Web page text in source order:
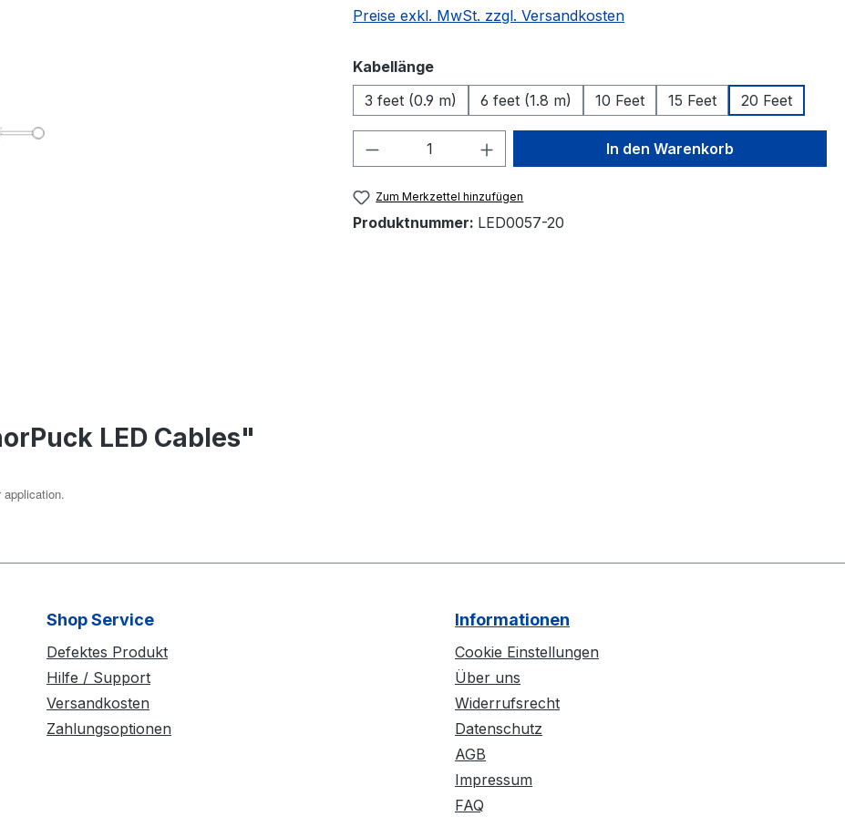
Preise exkl. MwSt. zzgl. Versandkosten
Kabellängeauswählen
3 feet (0.9 m)
6 feet (1.8 m) 10 Feet 15 Feet 20 Feet
Produkt Anzahl: Gib den gewünschten Wert
In den Warenkorb
Zum Merkzettel hinzufügen
Produktnummer: LED0057-20
LED Cables"
Shop Service
Defektes Produkt
Hilfe / Support
Versandkosten
Zahlungsoptionen
Informationen
Cookie Einstellungen
Über uns
Widerrufsrecht
Datenschutz
AGB
Impressum
FAQ